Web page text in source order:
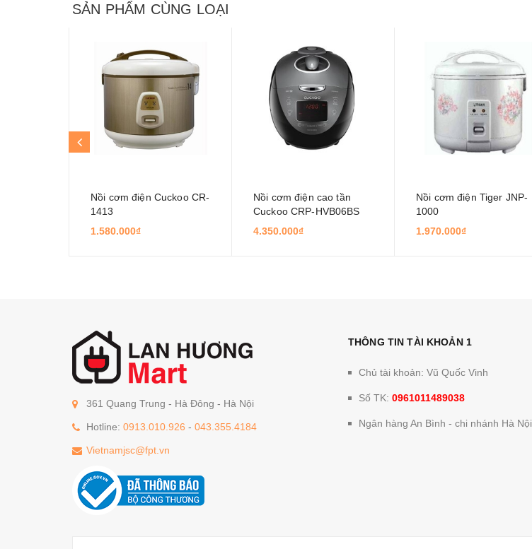
SẢN PHẨM CÙNG LOẠI
Nồi cơm điện Cuckoo CR-
1413
1.580.000₫
Nồi cơm điện cao tần
Cuckoo CRP-HVB06BS
1.08L
4.350.000₫
Nồi cơm điện Tiger JNP-
1000
1.970.000₫
361 Quang Trung - Hà Đông - Hà Nội
Hotline: 0913.010.926 - 043.355.4184
Vietnamjsc@fpt.vn
THÔNG TIN TÀI KHOẢN 1
Chủ tài khoản: Vũ Quốc Vinh
Số TK: 0961011489038
Ngân hàng An Bình - chi nhánh Hà Nội